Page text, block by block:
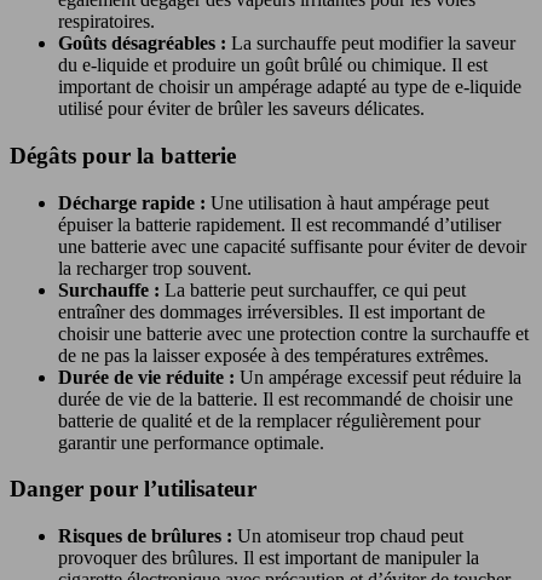
respiratoires.
Goûts désagréables : La surchauffe peut modifier la saveur
du e-liquide et produire un goût brûlé ou chimique. Il est
important de choisir un ampérage adapté au type de e-liquide
utilisé pour éviter de brûler les saveurs délicates.
Dégâts pour la batterie
Décharge rapide : Une utilisation à haut ampérage peut
épuiser la batterie rapidement. Il est recommandé d’utiliser
une batterie avec une capacité suffisante pour éviter de devoir
la recharger trop souvent.
Surchauffe : La batterie peut surchauffer, ce qui peut
entraîner des dommages irréversibles. Il est important de
choisir une batterie avec une protection contre la surchauffe et
de ne pas la laisser exposée à des températures extrêmes.
Durée de vie réduite : Un ampérage excessif peut réduire la
durée de vie de la batterie. Il est recommandé de choisir une
batterie de qualité et de la remplacer régulièrement pour
garantir une performance optimale.
Danger pour l’utilisateur
Risques de brûlures : Un atomiseur trop chaud peut
provoquer des brûlures. Il est important de manipuler la